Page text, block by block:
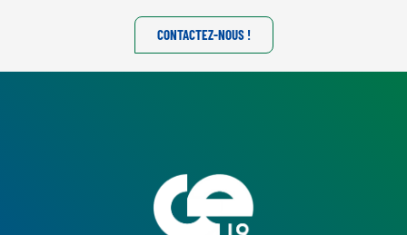
CONTACTEZ-NOUS !